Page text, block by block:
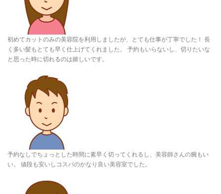
初めてカットのみの美容院を利用しましたが、とても仕事が丁寧でした！ 長
く多い髪もとても早く仕上げてくれました。 予約もいらないし、切りたいな
と思った時に切れるのは嬉しいです。
予約なしでちょっとした時間に素早く切ってくれるし、美容師さんの腕もい
い。 値段も安いしコスパのかなり良い美容室でした。